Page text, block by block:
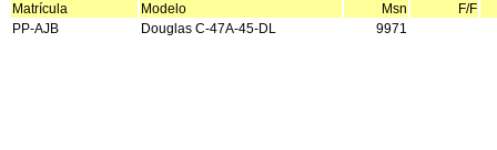
Matrícula Modelo Msn
F/F
PP-AJB
Douglas C-47A-45-DL 9971